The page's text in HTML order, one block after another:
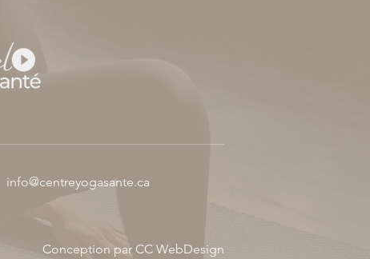
info@centreyogasante.ca
Conception par CC WebDesign